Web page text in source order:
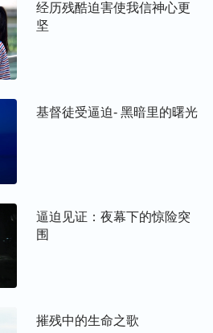
有在心里向神祷告：“神啊！
交托给你，无论你怎么作我都
也在你手中，愿你保守我儿子
心里平静了很多。
没找着证据，就斥责我：“你
产党的，喝着共产党的，还不
哪去了？是不是去传福音了？
担心他们把我抓去坐监，就在
想：今天这是神的试炼临到了
事也是撒但在试探我，一切都
经历残酷迫害使我信神心更
坚
基督徒受逼迫- 黑暗里的曙光
逼迫见证：夜幕下的惊险突
围
摧残中的生命之歌